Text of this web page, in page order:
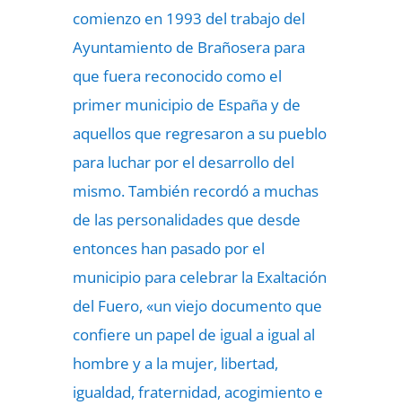
comienzo en 1993 del trabajo del
Ayuntamiento de Brañosera para
que fuera reconocido como el
primer municipio de España y de
aquellos que regresaron a su pueblo
para luchar por el desarrollo del
mismo. También recordó a muchas
de las personalidades que desde
entonces han pasado por el
municipio para celebrar la Exaltación
del Fuero, «un viejo documento que
confiere un papel de igual a igual al
hombre y a la mujer, libertad,
igualdad, fraternidad, acogimiento e